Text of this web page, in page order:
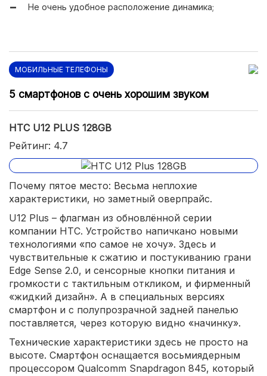
Не очень удобное расположение динамика;
МОБИЛЬНЫЕ ТЕЛЕФОНЫ
5 смартфонов с очень хорошим звуком
HTC U12 PLUS 128GB
Рейтинг: 4.7
Почему пятое место: Весьма неплохие
характеристики, но заметный оверпрайс.
U12 Plus – флагман из обновлённой серии
компании HTC. Устройство напичкано новыми
технологиями «по самое не хочу». Здесь и
чувствительные к сжатию и постукиванию грани
Edge Sense 2.0, и сенсорные кнопки питания и
громкости с тактильным откликом, и фирменный
«жидкий дизайн». А в специальных версиях
смартфон и с полупрозрачной задней панелью
поставляется, через которую видно «начинку».
Технические характеристики здесь не просто на
высоте. Смартфон оснащается восьмиядерным
процессором Qualcomm Snapdragon 845, который